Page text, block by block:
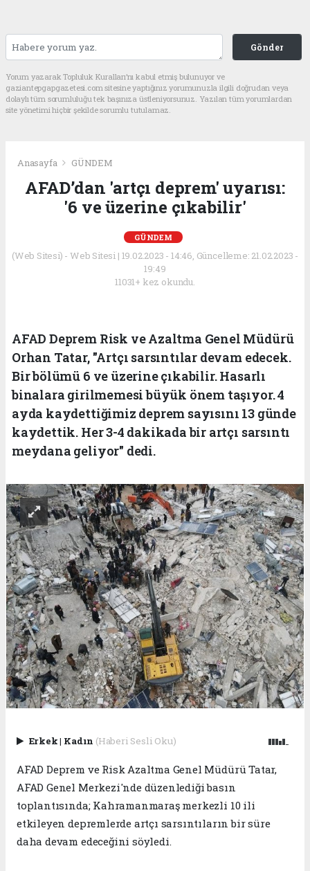
Gönder
Yorum yazarak Topluluk Kuralları’nı kabul etmiş bulunuyor ve
gaziantepgapgazetesi.com sitesine yaptığınız yorumunuzla ilgili doğrudan veya
dolaylı tüm sorumluluğu tek başınıza üstleniyorsunuz. Yazılan tüm yorumlardan
site yönetimi hiçbir şekilde sorumlu tutulamaz.
Anasayfa GÜNDEM
AFAD’dan 'artçı deprem' uyarısı:
'6 ve üzerine çıkabilir'
GÜNDEM
(Web Sitesi) - Web Sitesi | 19.02.2023 - 14:46, Güncelleme: 21.02.2023 -
19:49
11031+ kez okundu.
AFAD Deprem Risk ve Azaltma Genel Müdürü
Orhan Tatar, "Artçı sarsıntılar devam edecek.
Bir bölümü 6 ve üzerine çıkabilir. Hasarlı
binalara girilmemesi büyük önem taşıyor. 4
ayda kaydettiğimiz deprem sayısını 13 günde
kaydettik. Her 3-4 dakikada bir artçı sarsıntı
meydana geliyor" dedi.
Erkek| Kadın (Haberi Sesli Oku)
AFAD Deprem ve Risk Azaltma Genel Müdürü Tatar,
AFAD Genel Merkezi'nde düzenlediği basın
toplantısında; Kahramanmaraş merkezli 10 ili
etkileyen depremlerde artçı sarsıntıların bir süre
daha devam edeceğini söyledi.